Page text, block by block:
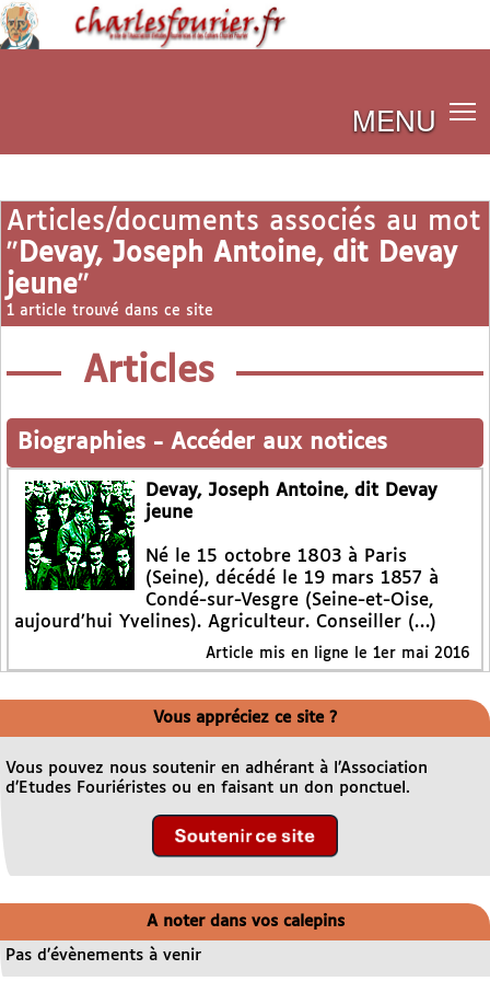
MENU
Articles/documents associés au mot
" Devay, Joseph Antoine, dit Devay
jeune"
1 article trouvé dans ce site
Articles
Biographies - Accéder aux notices
Devay, Joseph Antoine, dit Devay
jeune
Né le 15 octobre 1803 à Paris
(Seine), décédé le 19 mars 1857 à
Condé-sur-Vesgre (Seine-et-Oise,
aujourd’hui Yvelines). Agriculteur. Conseiller (…)
Article mis en ligne le 1er mai 2016
Vous appréciez ce site ?
Vous pouvez nous soutenir en adhérant à l’Association
d’Etudes Fouriéristes ou en faisant un don ponctuel.
A noter dans vos calepins
Pas d’évènements à venir